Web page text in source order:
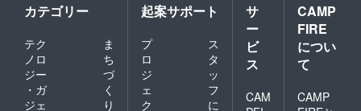
カテゴリー
テク
ノロ
ジー
・ガ
ジェ
ま
ち
づ
く
り
起案サポート
プ
ロ
ジ
ェ
ク
ス
タ
ッ
フ
に
サ
ー
ビ
ス
CAM
CAMP
FIRE
につい
て
CAMP